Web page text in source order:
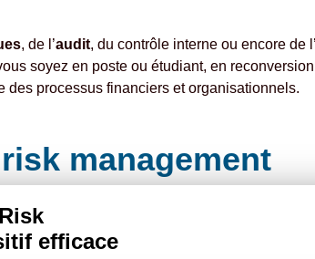
, de l’audit, du contrôle interne ou encore de l’
soyez en poste ou étudiant, en
des processus financiers et organisationnels.
management
efficace